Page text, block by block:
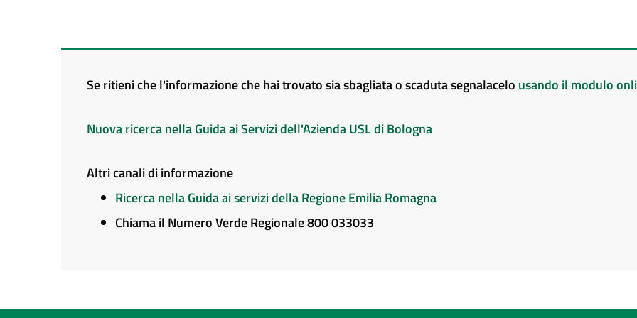
Se ritieni che l'informazione che hai trovato sia sbagliata o scaduta segnalacelo usando il modulo
Nuova ricerca nella Guida ai Servizi dell'Azienda USL di Bologna
Altri canali di informazione
Ricerca nella Guida ai servizi della Regione Emilia Romagna
Chiama il Numero Verde Regionale 800 033033